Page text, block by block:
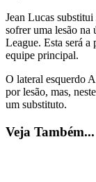
Jean Lucas
sofrer uma lesão na
League. Esta será
equipe principal.
O lateral esquerdo
por lesão, mas,
um substituto.
Veja Também...